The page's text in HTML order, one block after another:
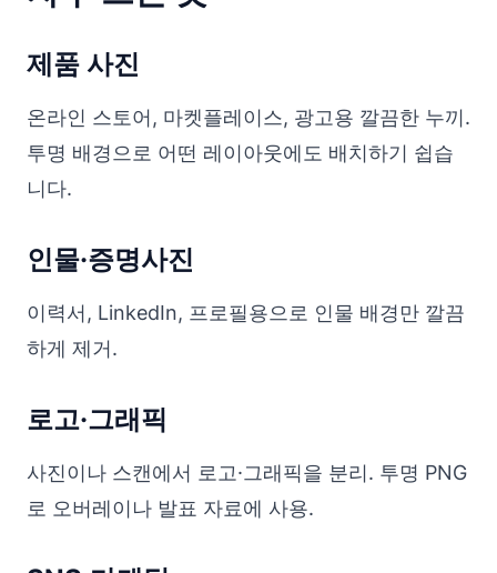
제품 사진
온라인 스토어, 마켓플레이스, 광고용 깔끔한 누끼.
투명 배경으로 어떤 레이아웃에도 배치하기 쉽습
니다.
인물·증명사진
이력서, LinkedIn, 프로필용으로 인물 배경만 깔끔
하게 제거.
로고·그래픽
사진이나 스캔에서 로고·그래픽을 분리. 투명 PNG
로 오버레이나 발표 자료에 사용.